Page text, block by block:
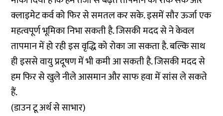
क्लाइमेट कर्व को फिर से समतल कर सके. इसमें सौर ऊर्जा एक
महत्वपूर्ण भूमिका निभा सकती है. जिसकी मदद से ने केवल
तापमान में हो रही इस वृद्धि को रोका जा सकता है. बल्कि साथ
ही इससे वायु प्रदूषण में भी कमी आ सकती है. जिसकी मदद से
हम फिर से खुले नीले आसमान और साफ हवा में सांस ले सकते
हैं.
(डाउन टू अर्थ से साभार)